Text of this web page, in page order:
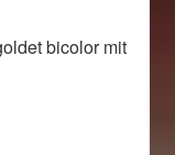
bicolor mit